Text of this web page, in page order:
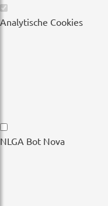
Wesentliche
Cookies
Analytische Cookies
Analytische
Cookies
NLGA Bot Nova